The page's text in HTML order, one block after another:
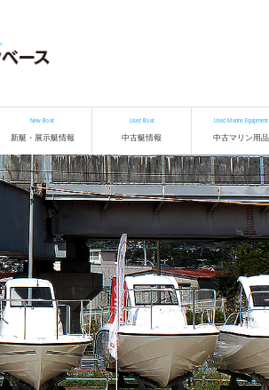
New Boat
新艇・展示艇情報
Used Boat
中古艇情報
Used Marine Equipment
中古マリン用品